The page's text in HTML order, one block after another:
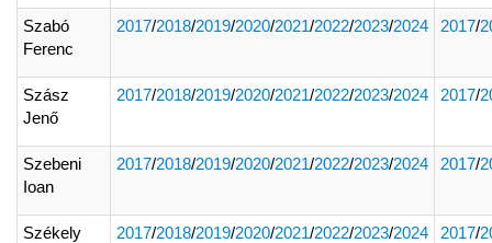
Szabó
Ferenc
2017/2018/2019/2020/2021/2022/2023/2024 2017/
Szász
Jenő
2017/2018/2019/2020/2021/2022/2023/2024 2017/
Szebeni
Ioan
2017/2018/2019/2020/2021/2022/2023/2024 2017/
Székely
2017/2018/2019/2020/2021/2022/2023/2024 2017/